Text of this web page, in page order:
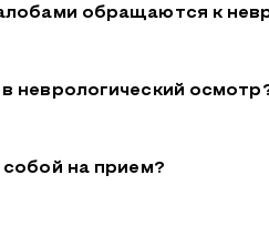
обращаются к
неврологический
собой на прием?